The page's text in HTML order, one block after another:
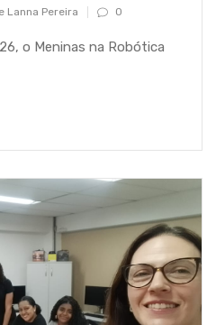
Lanna Pereira 0
o Meninas na Robótica